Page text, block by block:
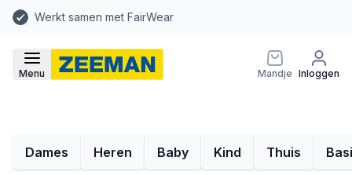
Werkt samen met FairWear
Menu Mandje Inloggen
Dames Heren Baby Kind Thuis